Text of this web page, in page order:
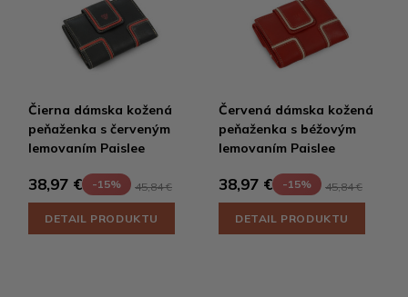
Čierna dámska kožená
peňaženka s červeným
lemovaním Paislee
38,97 € -15% 45,84 €
DETAIL PRODUKTU
Červená dámska kožená
peňaženka s béžovým
lemovaním Paislee
38,97 € -15% 45,84 €
DETAIL PRODUKTU